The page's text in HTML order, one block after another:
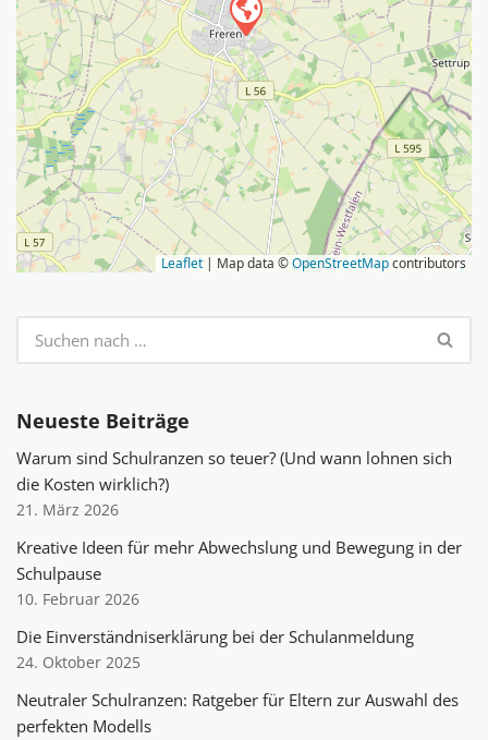
Leaflet | Map data ©OpenStreetMapcontributors
Neueste Beiträge
Warum sind Schulranzen so teuer? (Und wann lohnen sich
die Kosten wirklich?)
21. März 2026
Kreative Ideen für mehr Abwechslung und Bewegung in der
Schulpause
10. Februar 2026
Die Einverständniserklärung bei der Schulanmeldung
24. Oktober 2025
Neutraler Schulranzen: Ratgeber für Eltern zur Auswahl des
perfekten Modells